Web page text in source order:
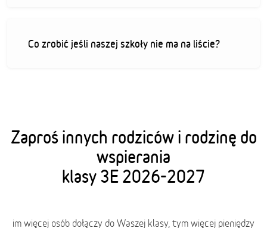
Co zrobić jeśli naszej szkoły nie ma na liście?
Zaproś innych rodziców i rodzinę do
wspierania
klasy 3E 2026-2027
im więcej osób dołączy do Waszej klasy, tym więcej pieniędzy